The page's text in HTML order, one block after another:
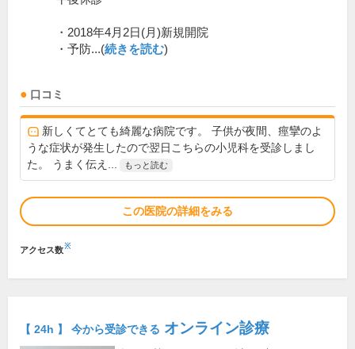
・2018年4月2日(月)新規開院
・予防...(続きを読む)
口コミ
新しくてとても綺麗な病院です。 子供が夜間、痙攣のよ
うな症状が発生したので翌日こちらの小児科を受診しまし
た。 うまく伝え...
もっと読む
この医院の詳細をみる
アクセス数※
【 24h 】 今から受診できる オンライン診療